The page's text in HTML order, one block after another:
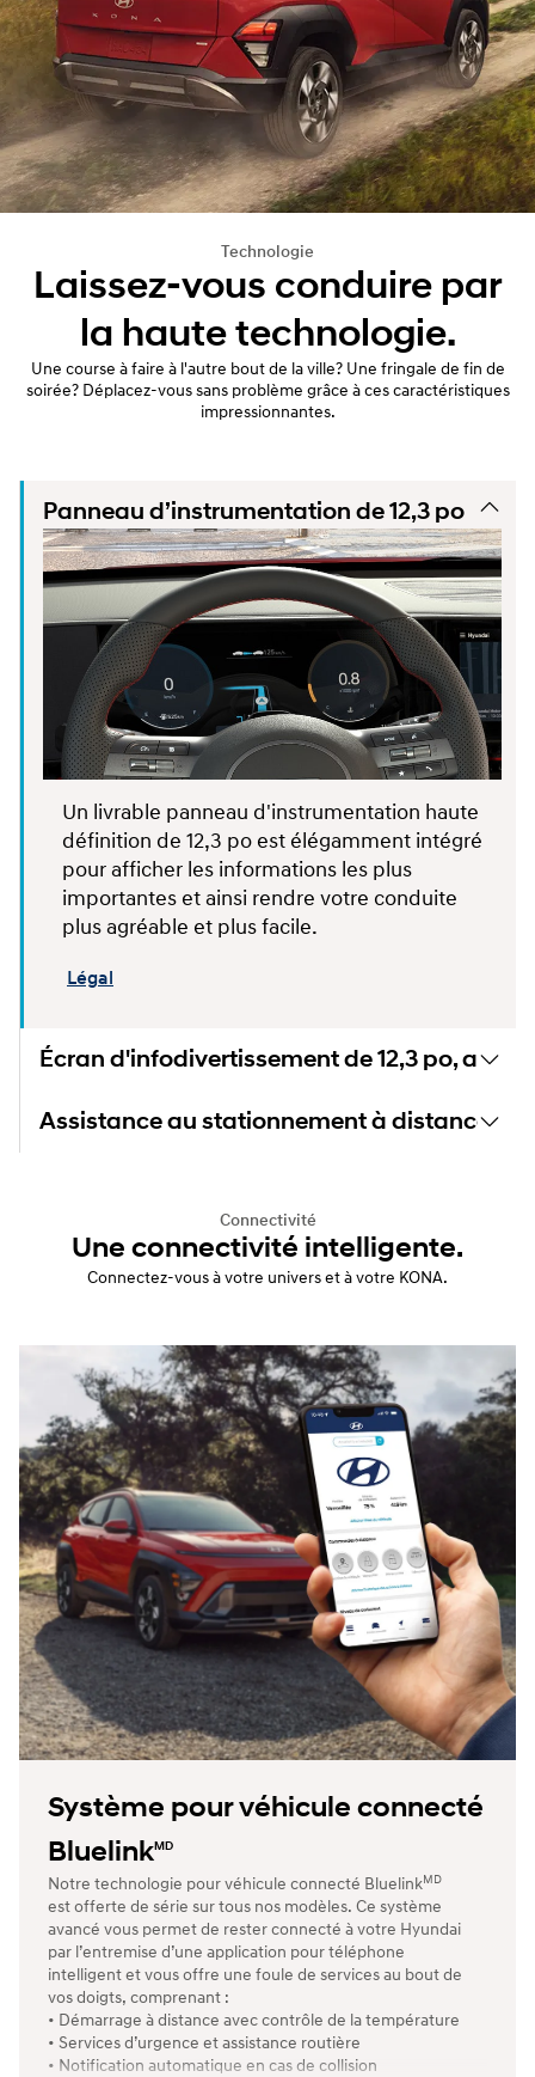
Technologie
Laissez-vous conduire par
la haute technologie.
Une course à faire à l'autre bout de la ville? Une fringale de fin de
soirée? Déplacez-vous sans problème grâce à ces caractéristiques
impressionnantes.
Panneau d’instrumentation de 12,3 po
Un livrable panneau d'instrumentation haute
définition de 12,3 po est élégamment intégré
pour afficher les informations les plus
importantes et ainsi rendre votre conduite
plus agréable et plus facile.
Légal
Écran d'infodivertissement de 12,3 po,
Assistance au stationnement à distance
Connectivité
Une connectivité intelligente.
Connectez-vous à votre univers et à votre KONA.
Système pour véhicule connecté
BluelinkMD
Notre technologie pour véhicule connecté BluelinkMD
est offerte de série sur tous nos modèles. Ce système
avancé vous permet de rester connecté à votre Hyundai
par l’entremise d’une application pour téléphone
intelligent et vous offre une foule de services au bout de
vos doigts, comprenant :
• Démarrage à distance avec contrôle de la température
• Services d’urgence et assistance routière
• Notification automatique en cas de collision